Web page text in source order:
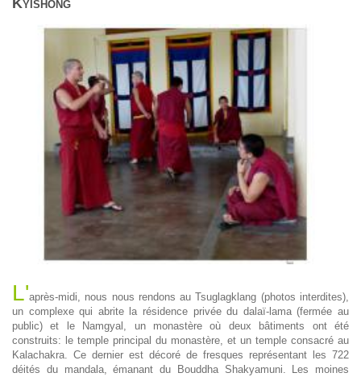
Kyishong
L'après-midi, nous nous rendons au Tsuglagklang (photos interdites),
un complexe qui abrite la résidence privée du dalaï-lama (fermée au
public) et le Namgyal, un monastère où deux bâtiments ont été
construits: le temple principal du monastère, et un temple consacré au
Kalachakra. Ce dernier est décoré de fresques représentant les 722
déités du mandala, émanant du Bouddha Shakyamuni. Les moines